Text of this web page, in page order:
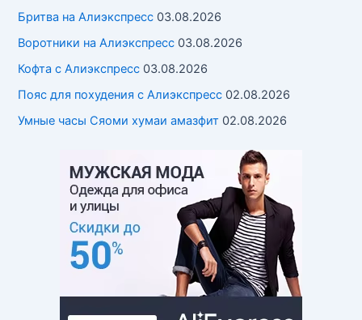
Бритва на Алиэкспресс 03.08.2026
Воротники на Алиэкспресс 03.08.2026
Кофта с Алиэкспресс 03.08.2026
Пояс для похудения с Алиэкспресс 02.08.2026
Умные часы Cяоми хумаи амазфит 02.08.2026